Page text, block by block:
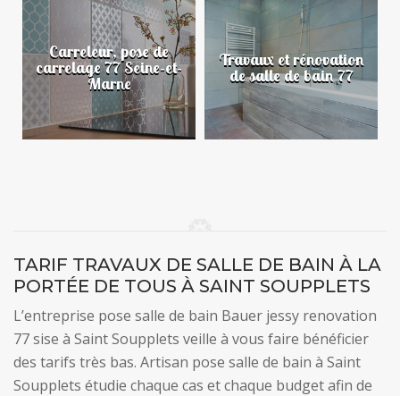
Carreleur, pose de
carrelage 77 Seine-et-
Marne
Travaux et rénovation
de salle de bain 77
TARIF TRAVAUX DE SALLE DE BAIN À LA
PORTÉE DE TOUS À SAINT SOUPPLETS
L’entreprise pose salle de bain Bauer jessy renovation
77 sise à Saint Soupplets veille à vous faire bénéficier
des tarifs très bas. Artisan pose salle de bain à Saint
Soupplets étudie chaque cas et chaque budget afin de